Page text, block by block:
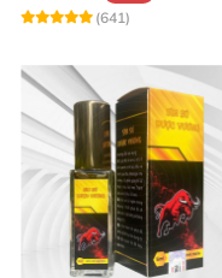
(641)